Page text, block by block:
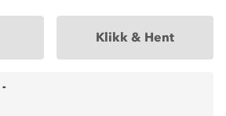
Klikk & Hent
-